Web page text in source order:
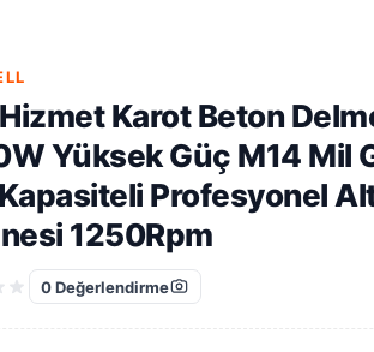
Karot Beton
Yüksek Güç M14 Mil
Profesyonel
1250Rpm
0Değerlendirme